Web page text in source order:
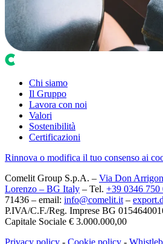
Chi siamo
Il Gruppo
Lavora con noi
Valori
Sostenibilità
Certificazioni
Rinnova o modifica il tuo consenso ai
Comelit Group S.p.A. – Via Don
Lorenzo – BG Italy – Tel. +39 0346 750
71436 – email: info@comelit.it –
P.IVA/C.F./Reg. Imprese BG
Capitale Sociale € 3.000.000,00
Privacy policy - Cookie policy -